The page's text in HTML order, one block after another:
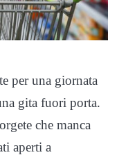
per una giornata
gita fuori porta.
che manca
aperti a